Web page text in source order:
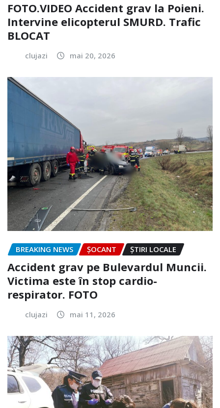
FOTO.VIDEO Accident grav la Poieni.
Intervine elicopterul SMURD. Trafic
BLOCAT
clujazi mai 20, 2026
BREAKING NEWS ȘOCANT ȘTIRI LOCALE
Accident grav pe Bulevardul Muncii.
Victima este în stop cardio-
respirator. FOTO
clujazi mai 11, 2026